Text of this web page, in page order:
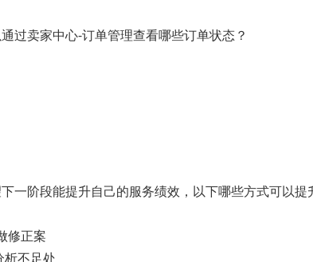
过卖家中心-订单管理查看哪些订单状态？
一阶段能提升自己的服务绩效，以下哪些方式可以提
修正案
析不足处